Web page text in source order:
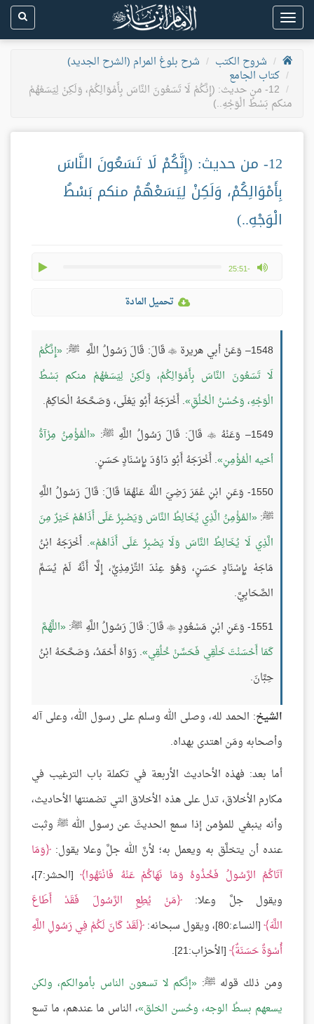
Toggle
navigation
شروح الكتب
شرح بلوغ المرام (الشرح الجديد)
كتاب الجامع
12- من حديث: (إِنَّكُمْ لَا تَسَعُونَ النَّاسَ بِأَمْوَالِكُمْ، وَلَكِنْ لِيَسَعْهُمْ
منكم بَسْطُ الْوَجْهِ..)
12- من حديث: (إِنَّكُمْ لَا تَسَعُونَ النَّاسَ
بِأَمْوَالِكُمْ، وَلَكِنْ لِيَسَعْهُمْ منكم بَسْطُ
الْوَجْهِ..)
-25:51
max volume
تحميل المادة
1548– وَعَنْ أبي هريرة قَالَ: قَالَ رَسُولُ اللَّهِ ﷺ: إِنَّكُمْ
لَا تَسَعُونَ النَّاسَ بِأَمْوَالِكُمْ، وَلَكِنْ لِيَسَعْهُمْ منكم بَسْطُ
الْوَجْهِ، وَحُسْنُ الْخُلُقِ . أَخْرَجَهُ أَبُو يَعْلَى، وَصَحَّحَهُ الْحَاكِمُ.
1549– وَعَنْهُ
قَالَ: قَالَ رَسُولُ اللَّهِ ﷺ: الْمُؤْمِنُ مِرْآةُ
أخيه الْمُؤْمِنِ . أَخْرَجَهُ أَبُو دَاوُدَ بِإِسْنَادٍ حَسَنٍ.
1550- وَعَنِ ابْنِ عُمَرَ رَضِيَ اللَّهُ عَنْهُمَا قَالَ: قَالَ رَسُولُ اللَّهِ
ﷺ: المُؤْمِنُ الَّذِي يُخَالِطُ النَّاسَ وَيَصْبِرُ عَلَى أَذَاهُمْ خَيْرٌ مِنَ
الَّذِي لَا يُخَالِطُ النَّاسَ وَلَا يَصْبِرُ عَلَى أَذَاهُمْ . أَخْرَجَهُ ابْنُ
مَاجَهْ بِإِسْنَادٍ حَسَنٍ، وَهُوَ عِنْدَ التِّرْمِذِيِّ، إِلَّا أَنَّهُ لَمْ يُسَمِّ
الصَّحَابِيَّ.
1551- وَعَنِ ابْنِ مَسْعُودٍ
قَالَ: قَالَ رَسُولُ اللَّهِ ﷺ: اللَّهُمَّ
كَمَا أَحْسَنْتَ خَلْقِي فَحَسِّنْ خُلُقِي . رَوَاهُ أَحْمَدُ، وَصَحَّحَهُ ابْنُ
حِبَّانَ.
الشيخ: الحمد لله، وصلى الله وسلم على رسول الله، وعلى آله
وأصحابه ومَن اهتدى بهداه.
أما بعد: فهذه الأحاديث الأربعة في تكملة باب الترغيب في
مكارم الأخلاق، تدل على هذه الأخلاق التي تضمنتها الأحاديث،
وأنه ينبغي للمؤمن إذا سمع الحديثَ عن رسول الله ﷺ وثبت
عنده أن يتخلَّق به ويعمل به؛ لأنَّ الله جلَّ وعلا يقول: وَمَا
آتَاكُمُ الرَّسُولُ فَخُذُوهُ وَمَا نَهَاكُمْ عَنْهُ فَانْتَهُوا [الحشر:7] ،
ويقول جلَّ وعلا:
مَنْ يُطِعِ الرَّسُولَ فَقَدْ أَطَاعَ
اللَّهَ [النساء:80]، ويقول سبحانه:
لَقَدْ كَانَ لَكُمْ فِي رَسُولِ اللَّهِ
أُسْوَةٌ حَسَنَةٌ [الأحزاب:21].
ومن ذلك قوله ﷺ: إنَّكم لا تسعون الناس بأموالكم، ولكن
يسعهم بسطُ الوجه، وحُسن الخلق ، الناس ما عندهم، ما تسع